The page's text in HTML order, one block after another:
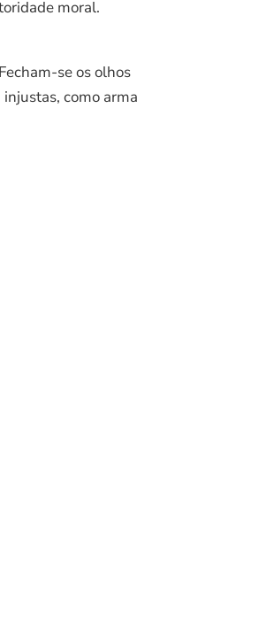
moral.
se os olhos
injustas, como arma